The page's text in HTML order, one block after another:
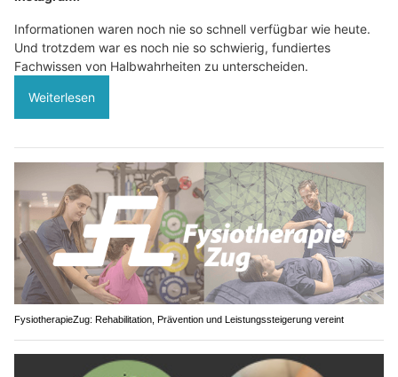
Informationen waren noch nie so schnell verfügbar wie heute.
Und trotzdem war es noch nie so schwierig, fundiertes
Fachwissen von Halbwahrheiten zu unterscheiden.
Weiterlesen
FysiotherapieZug: Rehabilitation, Prävention und Leistungssteigerung vereint